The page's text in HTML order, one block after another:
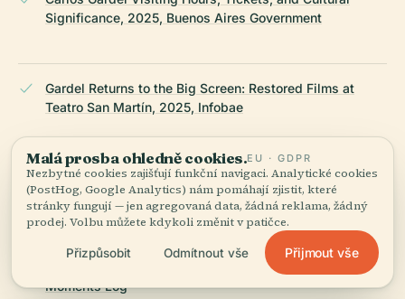
Significance, 2025, Buenos Aires Government
Gardel Returns to the Big Screen: Restored Films at
Teatro San Martín, 2025, Infobae
Best Things to Do in Buenos Aires, 2024, The Crazy
Tourist
Carlos Gardel and the Evolution of Tango, 2024,
Moments Log
Malá prosba ohledně cookies.EU · GDPR
Nezbytné cookies zajišťují funkční navigaci. Analytické cookies
(PostHog, Google Analytics) nám pomáhají zjistit, které
stránky fungují — jen agregovaná data, žádná reklama, žádný
prodej. Volbu můžete kdykoli změnit v patičce.
Přizpůsobit Odmítnout vše Přijmout vše